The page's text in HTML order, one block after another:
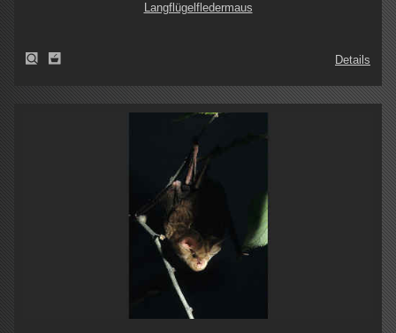
Langflügelfledermaus
Details